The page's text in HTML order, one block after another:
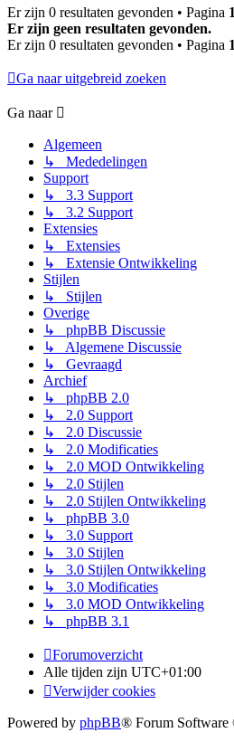
Er zijn 0 resultaten gevonden • Pagina 1
Er zijn geen resultaten gevonden.
Er zijn 0 resultaten gevonden • Pagina 1
Ga naar uitgebreid zoeken
Ga naar
Algemeen
↳ Mededelingen
Support
↳ 3.3 Support
↳ 3.2 Support
Extensies
↳ Extensies
↳ Extensie Ontwikkeling
Stijlen
↳ Stijlen
Overige
↳ phpBB Discussie
↳ Algemene Discussie
↳ Gevraagd
Archief
↳ phpBB 2.0
↳ 2.0 Support
↳ 2.0 Discussie
↳ 2.0 Modificaties
↳ 2.0 MOD Ontwikkeling
↳ 2.0 Stijlen
↳ 2.0 Stijlen Ontwikkeling
↳ phpBB 3.0
↳ 3.0 Support
↳ 3.0 Stijlen
↳ 3.0 Stijlen Ontwikkeling
↳ 3.0 Modificaties
↳ 3.0 MOD Ontwikkeling
↳ phpBB 3.1
Forumoverzicht
Alle tijden zijn UTC+01:00
Verwijder cookies
Powered by phpBB® Forum